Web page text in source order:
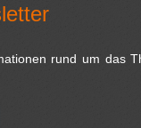
rund um das